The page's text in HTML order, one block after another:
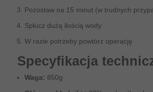
Pozostaw na 15 minut (w trudnych
Spłucz dużą ilością wody
W razie potrzeby powtórz operację
Specyfikacja
Waga: 850g